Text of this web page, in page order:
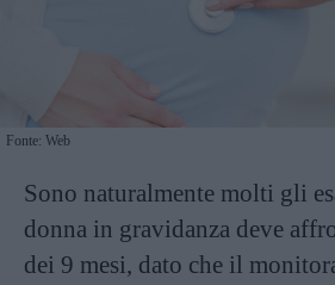
Fonte: Web
Sono naturalmente molti gli
donna in gravidanza deve
dei 9 mesi, dato che il